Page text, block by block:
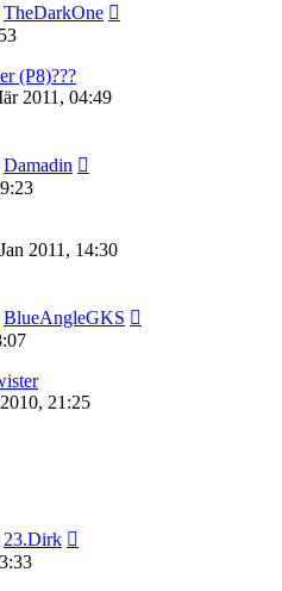
TheDarkOne
(P8)???
2011, 04:49
Damadin
2011, 14:30
BlueAngleGKS
21:25
23.Dirk